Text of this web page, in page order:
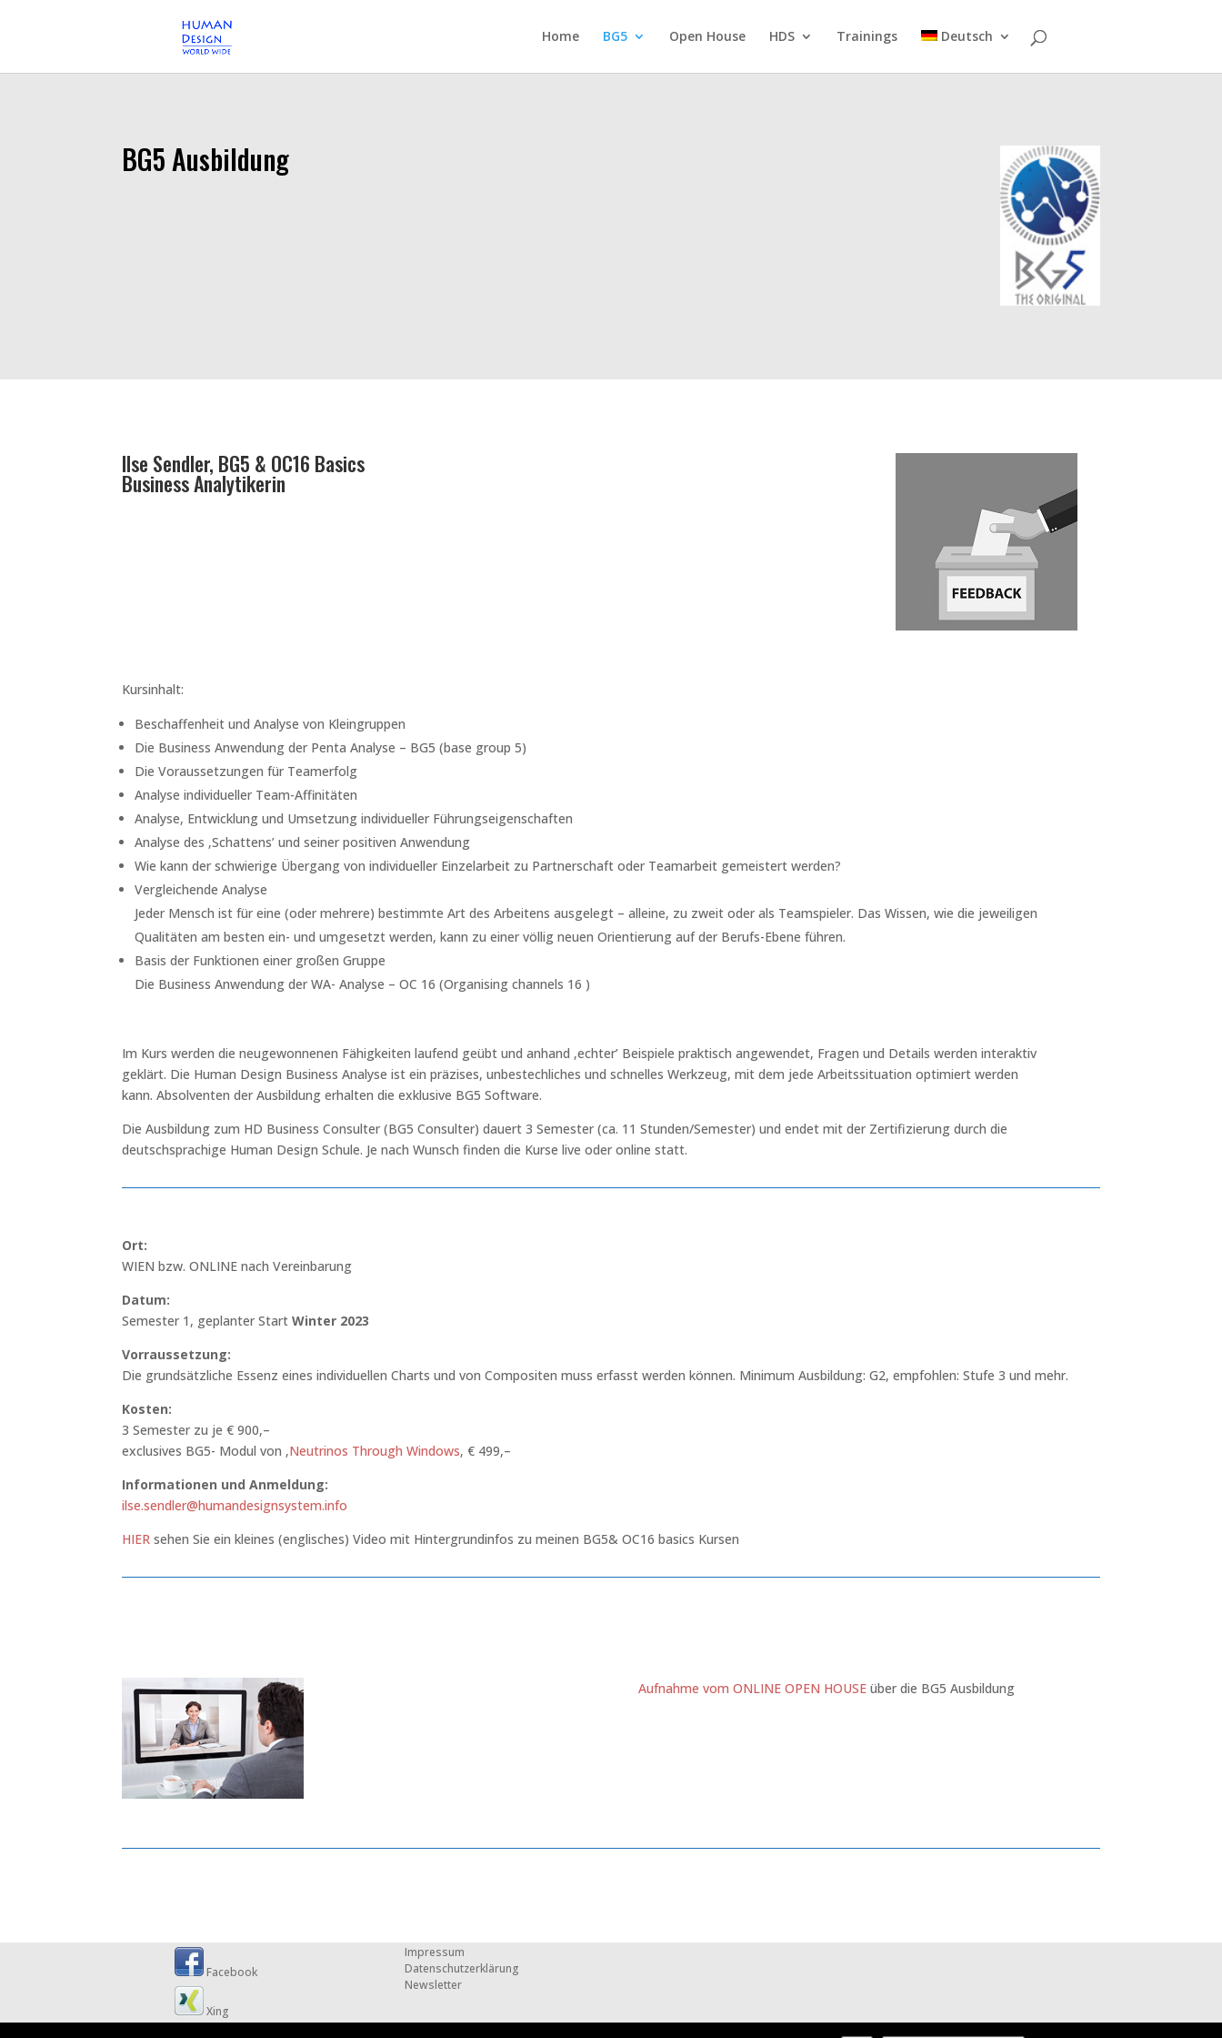
Home BG5 Open House HDS Trainings Deutsch
BG5 Ausbildung
Ilse Sendler, BG5 & OC16 Basics
Business Analytikerin
Kursinhalt:
Beschaffenheit und Analyse von Kleingruppen
Die Business Anwendung der Penta Analyse – BG5 (base group 5)
Die Voraussetzungen für Teamerfolg
Analyse individueller Team-Affinitäten
Analyse, Entwicklung und Umsetzung individueller Führungseigenschaften
Analyse des ‚Schattens’ und seiner positiven Anwendung
Wie kann der schwierige Übergang von individueller Einzelarbeit zu Partnerschaft oder Teamarbeit gemeistert werden?
Vergleichende Analyse
Jeder Mensch ist für eine (oder mehrere) bestimmte Art des Arbeitens ausgelegt – alleine, zu zweit oder als Teamspieler. Das Wissen, wie die jeweiligen
Qualitäten am besten ein- und umgesetzt werden, kann zu einer völlig neuen Orientierung auf der Berufs-Ebene führen.
Basis der Funktionen einer großen Gruppe
Die Business Anwendung der WA- Analyse – OC 16 (Organising channels 16 )
Im Kurs werden die neugewonnenen Fähigkeiten laufend geübt und anhand ‚echter’ Beispiele praktisch angewendet, Fragen und Details werden interaktiv
geklärt. Die Human Design Business Analyse ist ein präzises, unbestechliches und schnelles Werkzeug, mit dem jede Arbeitssituation optimiert werden
kann. Absolventen der Ausbildung erhalten die exklusive BG5 Software.
Die Ausbildung zum HD Business Consulter (BG5 Consulter) dauert 3 Semester (ca. 11 Stunden/Semester) und endet mit der Zertifizierung durch die
deutschsprachige Human Design Schule. Je nach Wunsch finden die Kurse live oder online statt.
Ort:
WIEN bzw. ONLINE nach Vereinbarung
Datum:
Semester 1, geplanter StartWinter 2023
Vorraussetzung:
Die grundsätzliche Essenz eines individuellen Charts und von Compositen muss erfasst werden können. Minimum Ausbildung: G2, empfohlen: Stufe 3 und mehr.
Kosten:
3 Semester zu je € 900,–
exclusives BG5- Modul von ‚Neutrinos Through Windows‚ € 499,–
Informationen und Anmeldung:
ilse.sendler@humandesignsystem.info
HIER sehen Sie ein kleines (englisches) Video mit Hintergrundinfos zu meinen BG5& OC16 basics Kursen
Aufnahme vom ONLINE OPEN HOUSEüber die BG5 Ausbildung
Facebook
Xing
Impressum
Datenschutzerklärung
Newsletter